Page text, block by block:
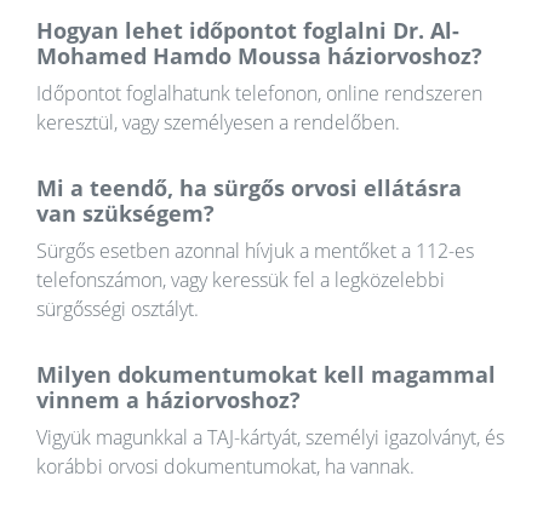
Hogyan lehet időpontot foglalni Dr. Al-
Mohamed Hamdo Moussa háziorvoshoz?
Időpontot foglalhatunk telefonon, online rendszeren
keresztül, vagy személyesen a rendelőben.
Mi a teendő, ha sürgős orvosi ellátásra
van szükségem?
Sürgős esetben azonnal hívjuk a mentőket a 112-es
telefonszámon, vagy keressük fel a legközelebbi
sürgősségi osztályt.
Milyen dokumentumokat kell magammal
vinnem a háziorvoshoz?
Vigyük magunkkal a TAJ-kártyát, személyi igazolványt, és
korábbi orvosi dokumentumokat, ha vannak.